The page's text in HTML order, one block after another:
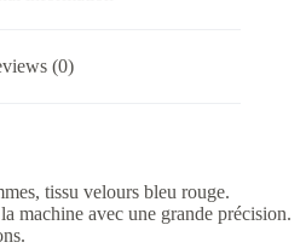
(0)
tissu velours bleu rouge.
machine avec une grande précision.